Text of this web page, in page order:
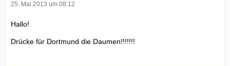
25. Mai 2013 um 08:12
Hallo!
Drücke für Dortmund die Daumen!!!!!!!